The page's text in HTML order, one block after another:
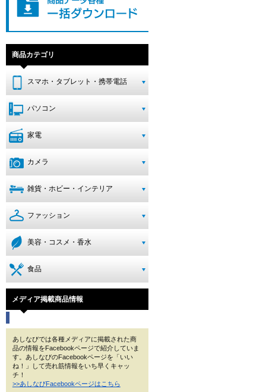
商品カテゴリ
スマホ・タブレット・携帯電話
パソコン
家電
カメラ
雑貨・ホビー・インテリア
ファッション
美容・コスメ・香水
食品
メディア掲載商品情報
あしなびでは各種メディアに掲載された商
品の情報をFacebookページで紹介していま
す。あしなびのFacebookページを「いい
ね！」して売れ筋情報をいち早くキャッ
チ！
>>あしなびFacebookページはこちら